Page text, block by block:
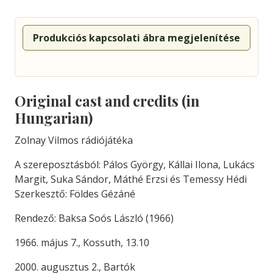
Produkciós kapcsolati ábra megjelenítése
Original cast and credits (in
Hungarian)
Zolnay Vilmos rádiójátéka
A szereposztásból: Pálos György, Kállai Ilona, Lukács
Margit, Suka Sándor, Máthé Erzsi és Temessy Hédi
Szerkesztő: Földes Gézáné
Rendező: Baksa Soós László (1966)
1966. május 7., Kossuth, 13.10
2000. augusztus 2., Bartók